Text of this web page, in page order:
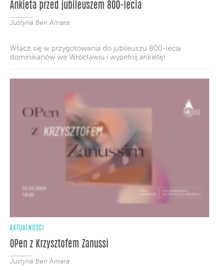
Ankieta przed jubileuszem 800-lecia
Justyna Ben Amara
Włącz się w przygotowania do jubileuszu 800-lecia
dominikanów we Wrocławiu i wypełnij ankietę!
AKTUALNOŚCI
OPen z Krzysztofem Zanussi
Justyna Ben Amara